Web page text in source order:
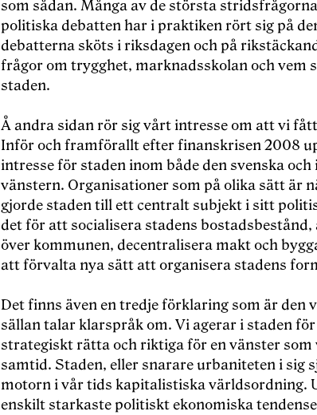
som sådan. Många av de största
politiska debatten har i praktiken rört sig på
debatterna sköts i riksdagen och på
frågor om trygghet, marknadsskolan och vem
staden.
Å andra sidan rör sig vårt intresse om att vi
Inför och framförallt efter finanskrisen 2008
intresse för staden inom både den svenska
vänstern. Organisationer som på olika sätt är
gjorde staden till ett centralt subjekt i sitt
det för att socialisera stadens
över kommunen, decentralisera makt och
att förvalta nya sätt att organisera stadens
Det finns även en tredje förklaring som är den
sällan talar klarspråk om. Vi agerar i staden
strategiskt rätta och riktiga för en vänster som
samtid. Staden, eller snarare urbaniteten i sig
motorn i vår tids kapitalistiska världsordning.
enskilt starkaste politiskt ekonomiska